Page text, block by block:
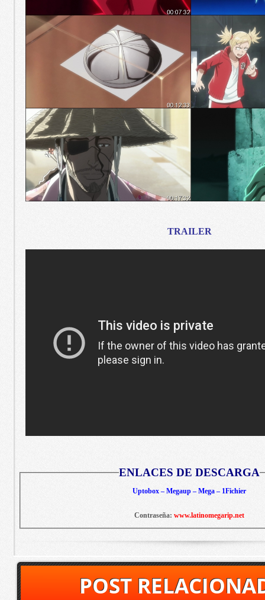
TRAILER
ENLACES DE DESCARGA
Uptobox – Megaup – Mega – 1Fichier
Contraseña: www.latinomegarip.net
POST